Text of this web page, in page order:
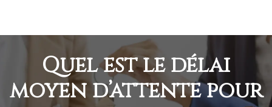
Quel est le délai
moyen d’attente pour